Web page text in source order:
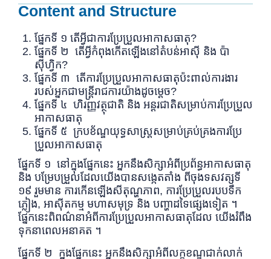
Content and Structure
ផ្នែកទី ១ តើអ្វីជាការប្រែប្រួលអាកាសធាតុ?
ផ្នែកទី ២ តើអ្វីកំពុងកើតឡើងនៅតំបន់អាស៊ី និង ប៉ា
ស៊ីហ្វិក?
ផ្នែកទី ៣ តើការប្រែប្រួលអាកាសធាតុប៉ះពាល់ការងារ
របស់អ្នកជាមន្រ្តីរាជការយ៉ាងដូចម្តេច?
ផ្នែកទី ៤ ហិរញ្ញ​វត្ថុជាតិ និង អន្តរជាតិសម្រាប់ការប្រែប្រួល
អាកាសធាតុ
ផ្នែកទី ៥ ក្របខ័ណ្ឌយុទ្ធសាស្រ្តសម្រាប់គ្រប់គ្រងការប្រែ
ប្រួលអាកាសធាតុ
ផ្នែកទី ១ នៅក្នុងផ្នែកនេះ អ្នកនឹងសិក្សាអំពីប្រព័ន្ធអាកាសធាតុ
និង បម្រែបម្រួលដែលយើងបានសង្កេតតាំង ពីចុងទសវត្សទី
១៩ រួមមាន ការកើនឡើងសីតុណ្ហភាព, ការប្រែប្រួលរបបទឹក
ភ្លៀង, អាស៊ីតកម្ម មហាសមុទ្រ និង បញ្ហាដទៃផ្សេងទៀត ។
ផ្នែកនេះពិពណ៌នាអំពីការប្រែប្រួលអាកាសធាតុដែល យើងរំពឹង
ទុកនាពេលអនាគត ។
ផ្នែកទី ២ ក្នុងផ្នែកនេះ អ្នកនឹងសិក្សាអំពីលក្ខខណ្ឌជាក់លាក់